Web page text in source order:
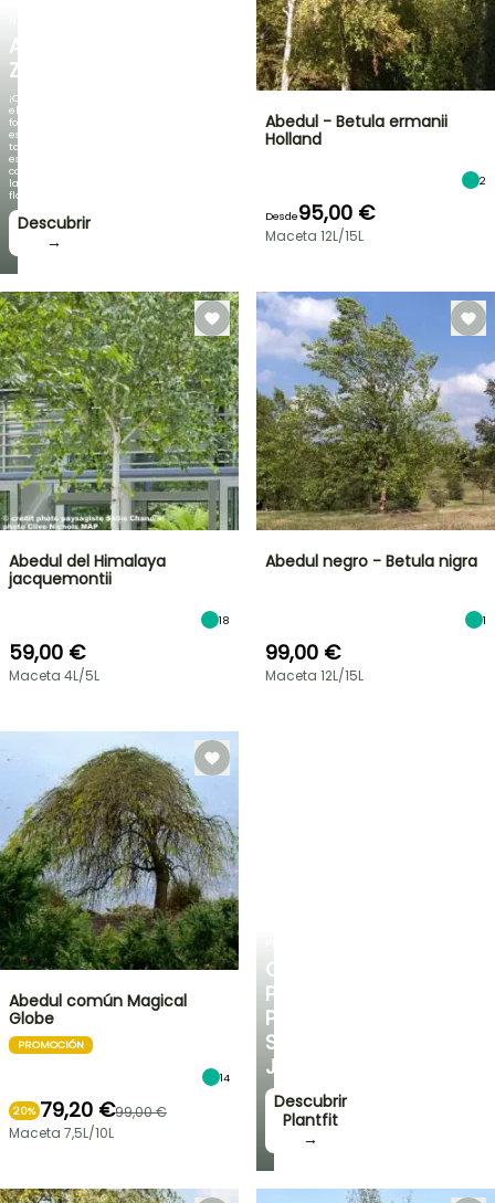
AGAPANTHUS
ZAMBEZI
¡Cuando
el
follaje
es
tan
espectacular
como
la
floración!
Descubrir
→
CONSEJOS
PERSONALIZADOS
PARA
SU
JARDÍN
Descubrir
Plantfit
→
Abedul - Betula ermanii
Holland
2
Desde95,00 €
Maceta 12L/15L
Abedul del Himalaya
jacquemontii
18
59,00 €
Maceta 4L/5L
Abedul negro - Betula nigra
1
99,00 €
Maceta 12L/15L
Abedul común Magical
Globe
PROMOCIÓN
14
20% 79,20 €99,00 €
Maceta 7,5L/10L